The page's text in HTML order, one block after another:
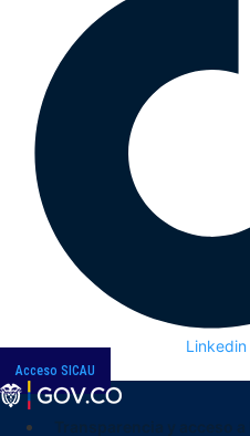
Linkedin
Acceso SICAU